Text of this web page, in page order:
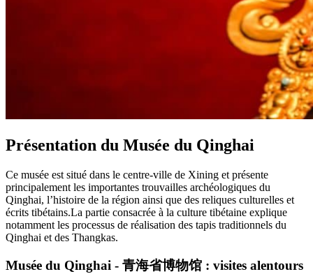
Présentation du Musée du Qinghai
Ce musée est situé dans le centre-ville de Xining et présente
principalement les importantes trouvailles archéologiques du
Qinghai, l’histoire de la région ainsi que des reliques culturelles et
écrits tibétains.La partie consacrée à la culture tibétaine explique
notamment les processus de réalisation des tapis traditionnels du
Qinghai et des Thangkas.
Musée du Qinghai - 青海省博物馆 : visites alentours